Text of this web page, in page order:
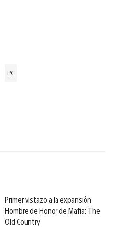
PC
Primer vistazo a la expansión
Hombre de Honor de Mafia: The
Old Country